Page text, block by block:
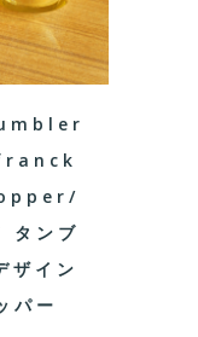
タンブ
ザイン
パー